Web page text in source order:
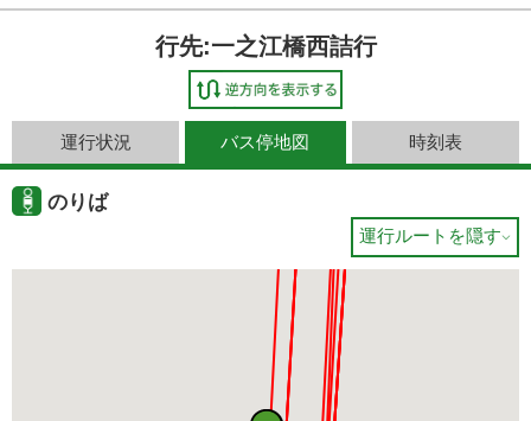
行先:一之江橋西詰行
運行状況 バス停地図 時刻表
のりば
運行ルートを隠す